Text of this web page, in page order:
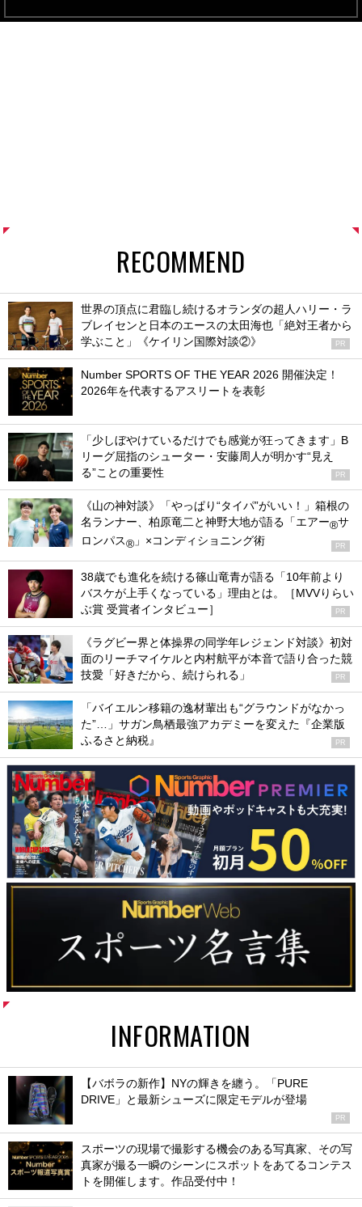
RECOMMEND
世界の頂点に君臨し続けるオランダの超人ハリー・ラ
ブレイセンと日本のエースの太田海也「絶対王者から
学ぶこと」《ケイリン国際対談②》
PR
Number SPORTS OF THE YEAR 2026 開催決定！
2026年を代表するアスリートを表彰
「少しぼやけているだけでも感覚が狂ってきます」B
リーグ屈指のシューター・安藤周人が明かす“見え
る”ことの重要性
PR
《山の神対談》「やっぱり“タイパ”がいい！」箱根の
名ランナー、柏原竜二と神野大地が語る「エアー®サ
ロンパス® 」×コンディショニング術 PR
38歳でも進化を続ける篠山竜青が語る「10年前より
バスケが上手くなっている」理由とは。［MVVりらい
ぶ賞 受賞者インタビュー］
PR
《ラグビー界と体操界の同学年レジェンド対談》初対
面のリーチマイケルと内村航平が本音で語り合った競
技愛「好きだから、続けられる」
PR
「バイエルン移籍の逸材輩出も“グラウンドがなかっ
た”…」サガン鳥栖最強アカデミーを変えた『企業版
ふるさと納税』
PR
INFORMATION
【バボラの新作】NYの輝きを纏う。「PURE
DRIVE」と最新シューズに限定モデルが登場
PR
スポーツの現場で撮影する機会のある写真家、その写
真家が撮る一瞬のシーンにスポットをあてるコンテス
トを開催します。作品受付中！